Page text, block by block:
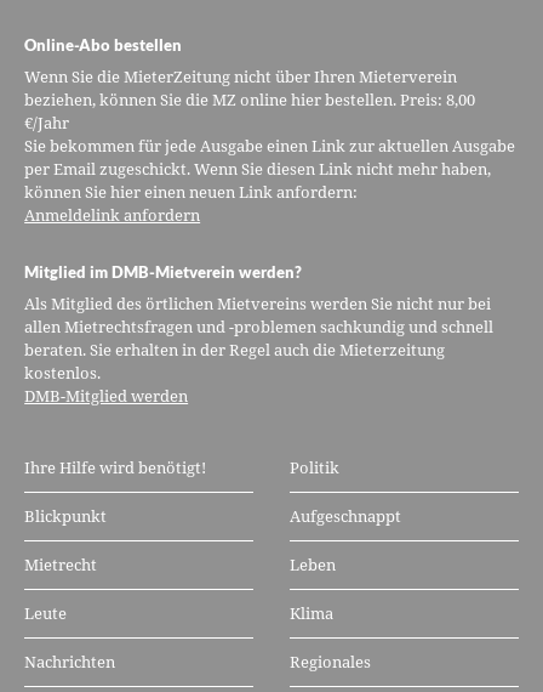
Online-Abo bestellen
Wenn Sie die MieterZeitung nicht über Ihren Mieterverein
beziehen, können Sie die MZ online hier bestellen. Preis: 8,00
€/Jahr
Sie bekommen für jede Ausgabe einen Link zur aktuellen Ausgabe
per Email zugeschickt. Wenn Sie diesen Link nicht mehr haben,
können Sie hier einen neuen Link anfordern:
Anmeldelink anfordern
Mitglied im DMB-Mietverein werden?
Als Mitglied des örtlichen Mietvereins werden Sie nicht nur bei
allen Mietrechtsfragen und -problemen sachkundig und schnell
beraten. Sie erhalten in der Regel auch die Mieterzeitung
kostenlos.
DMB-Mitglied werden
Ihre Hilfe wird benötigt!
Blickpunkt
Mietrecht
Leute
Nachrichten
Politik
Aufgeschnappt
Leben
Klima
Regionales